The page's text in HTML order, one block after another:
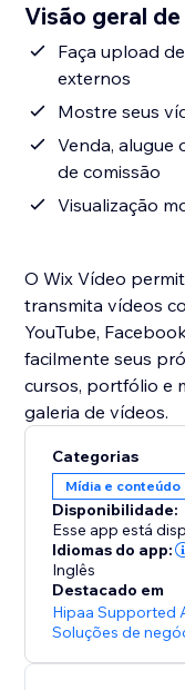
Visão geral
Faça upload
externos
Mostre seus
Venda, alugue
de comissão
Visualização
O Wix Vídeo
transmita vídeos
YouTube,
facilmente seus
cursos, portfólio e
galeria de vídeos.
Categorias
Mídia e conteúdo
Disponibilidade:
Esse app está
Idiomas do app:
Inglês
Destacado em
Hipaa Supported
Soluções de